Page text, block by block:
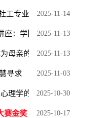
专业师生赴仙林街...
2025-11-14
：学院举行2026届...
2025-11-13
母亲的选择》
2025-11-13
寻求 2025-11-03
理学的40项研究...
2025-10-30
赛金奖 2025-10-17